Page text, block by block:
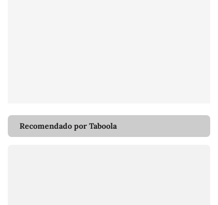
Recomendado por Taboola